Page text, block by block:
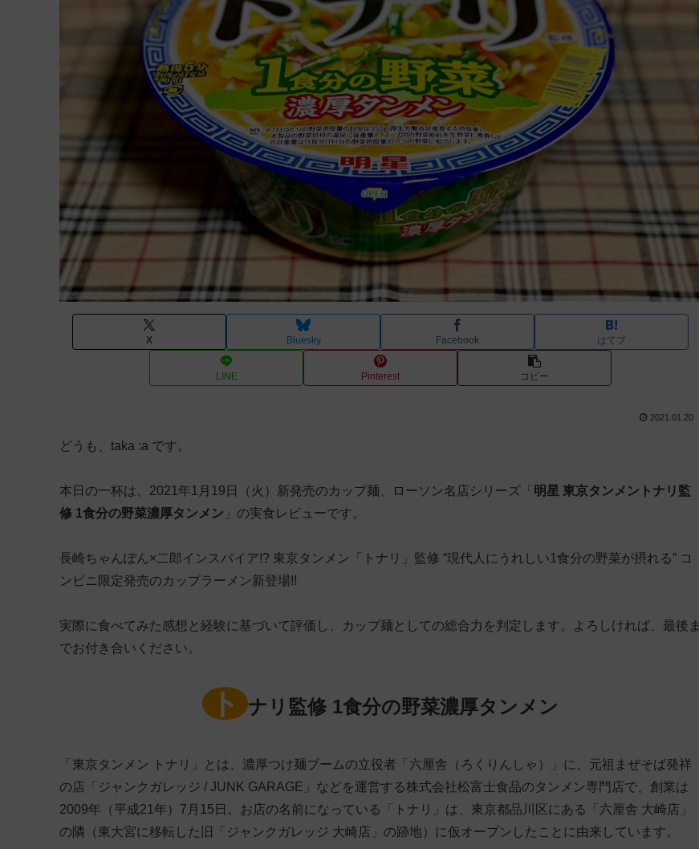
X Bluesky Facebook はてブ
LINE Pinterest コピー
2021.01.20
どうも、taka :a です。
本日の一杯は、2021年1月19日（火）新発売のカップ麺、ローソン名店シリーズ「 明星 東京タンメントナリ監
修 1食分の野菜濃厚タンメン 」の実食レビューです。
長崎ちゃんぽん×二郎インスパイア!? 東京タンメン「トナリ」監修 “現代人にうれしい1食分の野菜が摂れる” コ
ンビニ限定発売のカップラーメン新登場!!
実際に食べてみた感想と経験に基づいて評価し、カップ麺としての総合力を判定します。よろしければ、最後ま
でお付き合いください。
ト ナリ監修 1食分の野菜濃厚タンメン
「東京タンメン トナリ」とは、濃厚つけ麺ブームの立役者「六厘舎（ろくりんしゃ）」に、元祖まぜそば発祥
の店「ジャンクガレッジ / JUNK GARAGE」などを運営する株式会社松富士食品のタンメン専門店で、創業は
2009年（平成21年）7月15日。お店の名前になっている「トナリ」は、東京都品川区にある「六厘舎 大崎店」
の隣（東大宮に移転した旧「ジャンクガレッジ 大崎店」の跡地）に仮オープンしたことに由来しています。